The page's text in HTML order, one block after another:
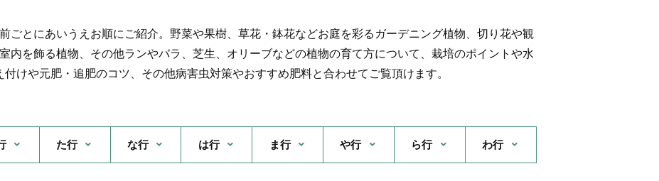
ごとにあいうえお順にご紹介。野菜や果樹、草花・鉢花などお庭を彩るガーデニング植物、切り花や観
内を飾る植物、その他ランやバラ、芝生、オリーブなどの植物の育て方について、栽培のポイントや水
けや元肥・追肥のコツ、その他病害虫対策やおすすめ肥料と合わせてご覧頂けます。
た行 な行 は行 ま行 や行 ら行 わ行